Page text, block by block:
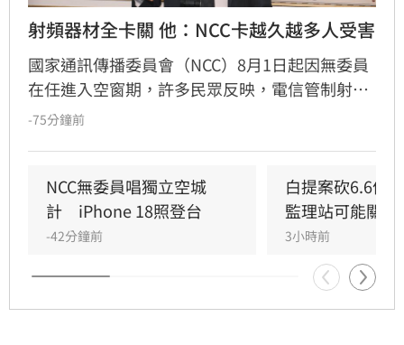
射頻器材全卡關 他：NCC卡越久越多人受害
國家通訊傳播委員會（NCC）8月1日起因無委員
在任進入空窗期，許多民眾反映，電信管制射頻
器材因無法獲得許可，全部卡在海關。民進黨立
市公司每天都得支付龐大倉儲費用，因此向他陳
情詢問，到底何時才能通過人事案，讓林俊憲忍
不住感嘆，「人事案可以有不同立場，但不該讓
-75分鐘前
NCC無委員唱獨立空城
計　iPhone 18照登台
-42分鐘前
白提案砍6.6億
監理站可能關門
3小時前